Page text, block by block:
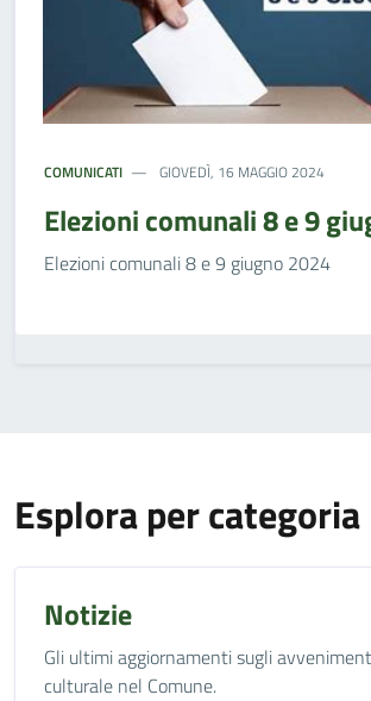
COMUNICATI GIOVEDÌ, 16 MAGGIO 2024
Elezioni comunali 8 e 9
Elezioni comunali 8 e 9 giugno 2024
Esplora per categoria
Notizie
Gli ultimi aggiornamenti sugli
culturale nel Comune.